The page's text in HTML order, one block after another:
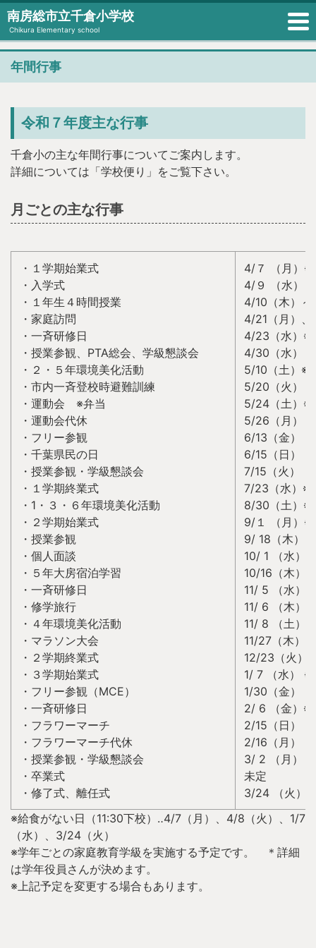
南房総市立千倉小学校
Chikura Elementary school
年間行事
令和７年度主な行事
千倉小の主な年間行事についてご案内します。
詳細については「学校便り」をご覧下さい。
月ごとの主な行事
・１学期始業式
・入学式
・１年生４時間授業
・家庭訪問
・一斉研修日
・授業参観、PTA総会、学級懇談会
・２・５年環境美化活動
・市内一斉登校時避難訓練
・運動会 ※弁当
・運動会代休
・フリー参観
・千葉県民の日
・授業参観・学級懇談会
・１学期終業式
・1・３・６年環境美化活動
・２学期始業式
・授業参観
・個人面談
・５年大房宿泊学習
・一斉研修日
・修学旅行
・４年環境美化活動
・マラソン大会
・２学期終業式
・３学期始業式
・フリー参観（MCE）
・一斉研修日
・フラワーマーチ
・フラワーマーチ代休
・授業参観・学級懇談会
・卒業式
・修了式、離任式
4/７ （月）
4/９ （水）
4/10（木）
4/21（月）
4/23（水）
4/30（水）
5/10（土）※
5/20（火）
5/24（土）※
5/26（月）
6/13（金）
6/15（日）
7/15（火）
7/23（水）
8/30（土）※
9/１ （月）
9/ 18（木）
10/ 1 （水）
10/16（木）
11/ 5 （水）
11/ 6 （木）
11/ 8 （土）
11/27（木）
12/23（火）
1/ 7 （水）
1/30（金）
2/ 6 （金）
2/15（日）
2/16（月）
3/ 2 （月）
未定
3/24 （火）
※給食がない日（11:30下校）‥4/7（月）、4/8（火）、1/7
（水）、3/24（火）
※学年ごとの家庭教育学級を実施する予定です。 ＊詳細
は学年役員さんが決めます。
※上記予定を変更する場合もあります。